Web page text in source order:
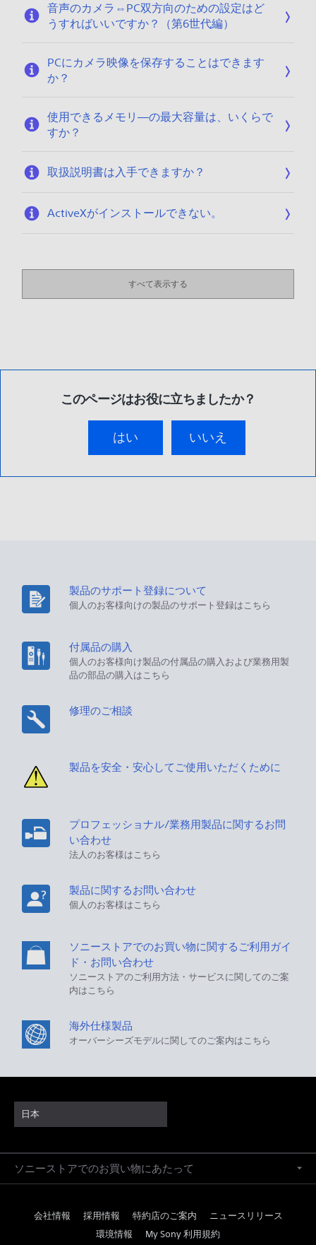
2
2
音声のカメラ⇔PC双方向のための設定はど
うすればいいですか？（第6世代編）
PCにカメラ映像を保存することはできます
か？
使用できるメモリ―の最大容量は、いくらで
すか？
取扱説明書は入手できますか？
ActiveXがインストールできない。
すべて表示する
このページはお役に立ちましたか？
はい いいえ
製品のサポート登録について
個人のお客様向けの製品のサポート登録はこちら
付属品の購入
個人のお客様向け製品の付属品の購入および業務用製
品の部品の購入はこちら
修理のご相談
製品を安全・安心してご使用いただくために
プロフェッショナル/業務用製品に関するお問
い合わせ
法人のお客様はこちら
製品に関するお問い合わせ
個人のお客様はこちら
ソニーストアでのお買い物に関するご利用ガイ
ド・お問い合わせ
ソニーストアのご利用方法・サービスに関してのご案
内はこちら
海外仕様製品
オーバーシーズモデルに関してのご案内はこちら
日本
ソニーストアでのお買い物にあたって
会社情報 採用情報 特約店のご案内
ニュースリリース
環境情報
My Sony 利用規約